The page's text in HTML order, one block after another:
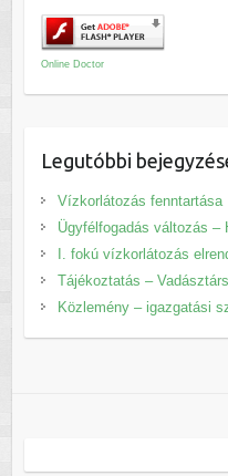
Online Doctor
Legutóbbi
Vízkorlátozás fenntartása
Ügyfélfogadás változás –
I. fokú vízkorlátozás
Tájékoztatás –
Közlemény – igazgatási